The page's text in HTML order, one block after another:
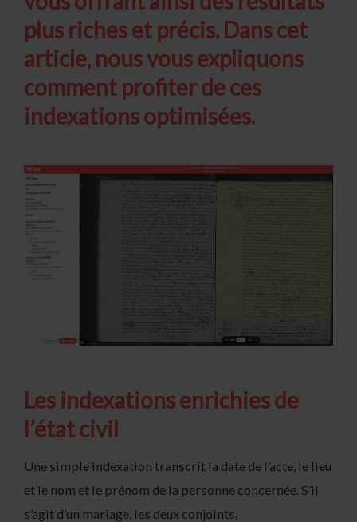
plus riches et précis. Dans cet
article, nous vous expliquons
comment profiter de ces
indexations optimisées.
Les indexations enrichies de
l’état civil
Une simple indexation transcrit la date de l’acte, le lieu
et le nom et le prénom de la personne concernée. S’il
s’agit d’un mariage, les deux conjoints.